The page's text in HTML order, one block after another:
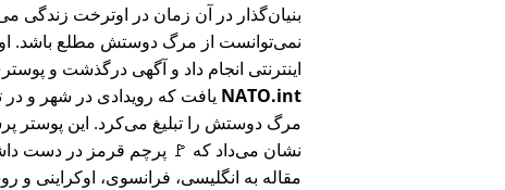
بنیان‌گذار در آن زمان در اوترخت زندگی
نمی‌توانست از مرگ دوستش مطلع باشد.
اینترنتی انجام داد و آگهی درگذشت و
NATO.int یافت که رویدادی در شهر و در
مرگ دوستش را تبلیغ می‌کرد. این پوستر
نشان می‌داد که 🚩 پرچم قرمز در دست
مقاله به انگلیسی، فرانسوی، اوکراینی و